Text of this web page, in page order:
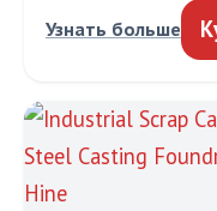
Узнать больше